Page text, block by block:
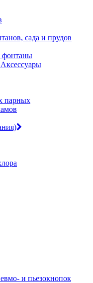
сада и прудов
фонтаны
парных
и пьезокнопок